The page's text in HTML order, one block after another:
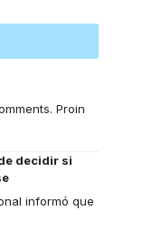
Proin
decidir si
informó que